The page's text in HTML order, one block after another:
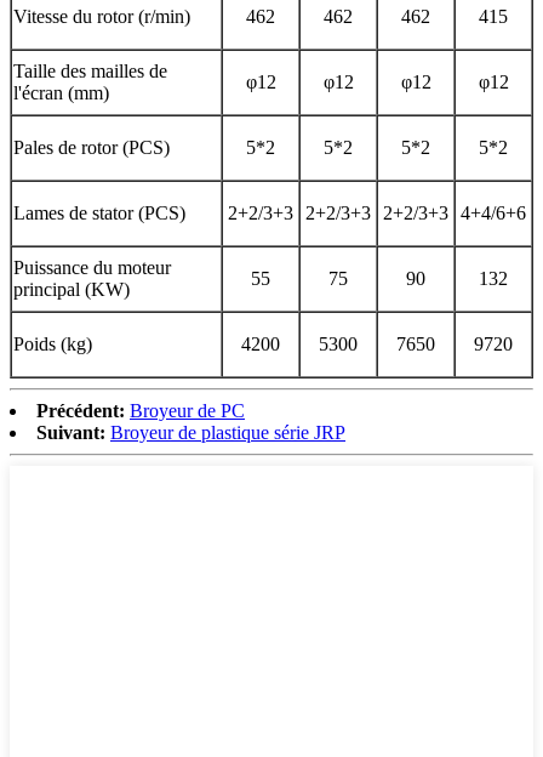
Vitesse du rotor (r/min) 462 462 462 415
Taille des mailles de
l'écran (mm)
φ12 φ12 φ12 φ12
Pales de rotor (PCS) 5*2 5*2 5*2 5*2
Lames de stator (PCS) 2+2/3+3 2+2/3+3 2+2/3+3 4+4/6+6
Puissance du moteur
principal (KW)
55 75 90 132
Poids (kg) 4200 5300 7650 9720
Précédent: Broyeur de PC
Suivant: Broyeur de plastique série JRP